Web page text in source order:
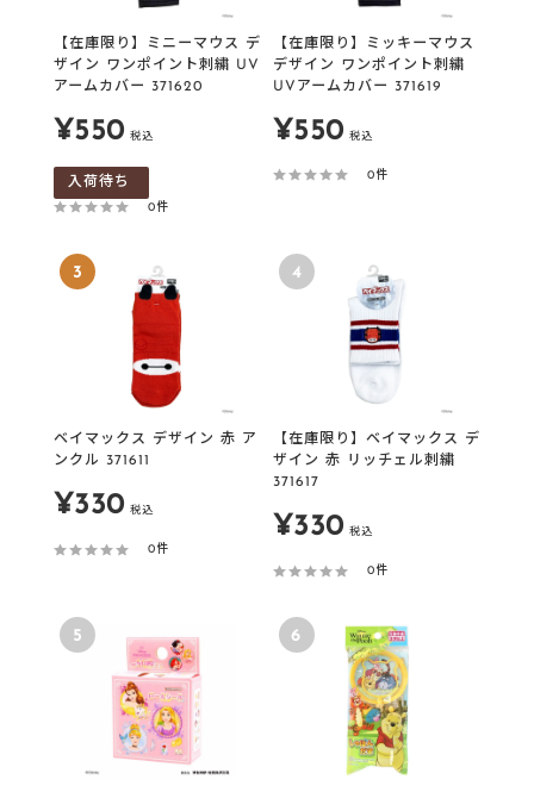
【在庫限り】ミニーマウス デ
ザイン ワンポイント刺繍 UV
アームカバー 371620
販
売
価
格
¥550 税込
入荷待ち
0件
【在庫限り】ミッキーマウス
デザイン ワンポイント刺繍
UVアームカバー 371619
販
売
格
¥550 税込
0件
3
ベイマックス デザイン 赤 ア
ンクル 371611
販
売
格
¥330 税込
0件
4
【在庫限り】ベイマックス デ
ザイン 赤 リッチェル刺繍
371617
販
売
格
¥330 税込
0件
5 6